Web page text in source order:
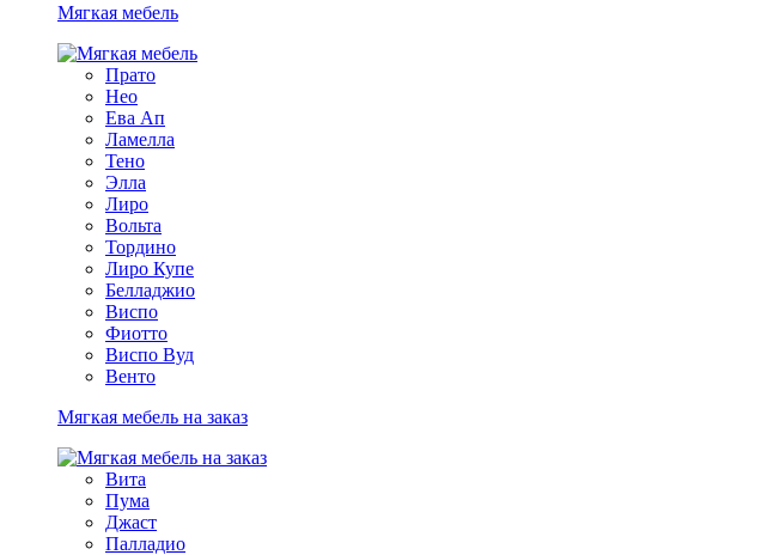
Мягкая мебель
Прато
Нео
Ева Ап
Ламелла
Тено
Элла
Лиро
Вольта
Тордино
Лиро Купе
Белладжио
Виспо
Фиотто
Виспо Вуд
Венто
Мягкая мебель на заказ
Вита
Пума
Джаст
Палладио